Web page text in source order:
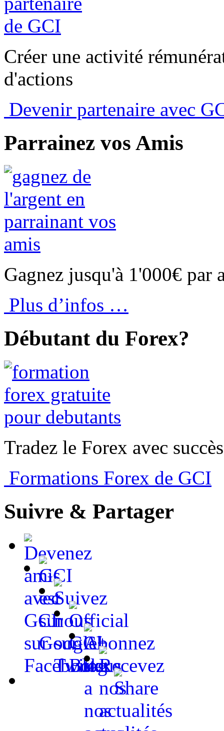
Créer une activité
d'actions
Devenir partenaire avec
Parrainez vos Amis
Gagnez jusqu'à 1'000€ par
Plus d’infos …
Débutant du Forex?
Tradez le Forex avec
Formations Forex de GCI
Suivre & Partager